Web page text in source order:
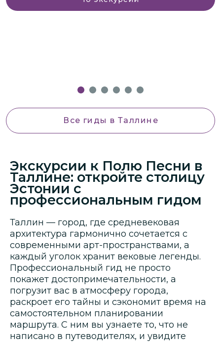
Все гиды в Таллине
Экскурсии к Полю Песни в
Таллине: откройте столицу
Эстонии с
профессиональным гидом
Таллин — город, где средневековая
архитектура гармонично сочетается с
современными арт-пространствами, а
каждый уголок хранит вековые легенды.
Профессиональный гид не просто
покажет достопримечательности, а
погрузит вас в атмосферу города,
раскроет его тайны и сэкономит время на
самостоятельном планировании
маршрута. С ним вы узнаете то, что не
написано в путеводителях, и увидите